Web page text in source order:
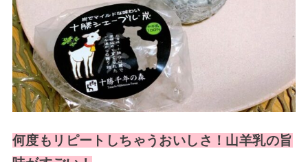
何度もリピートしちゃうおいしさ！山羊乳の旨